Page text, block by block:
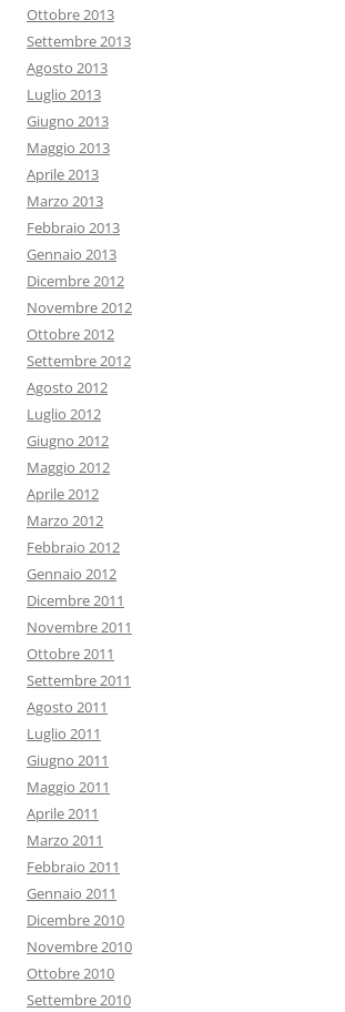
Ottobre 2013
Settembre 2013
Agosto 2013
Luglio 2013
Giugno 2013
Maggio 2013
Aprile 2013
Marzo 2013
Febbraio 2013
Gennaio 2013
Dicembre 2012
Novembre 2012
Ottobre 2012
Settembre 2012
Agosto 2012
Luglio 2012
Giugno 2012
Maggio 2012
Aprile 2012
Marzo 2012
Febbraio 2012
Gennaio 2012
Dicembre 2011
Novembre 2011
Ottobre 2011
Settembre 2011
Agosto 2011
Luglio 2011
Giugno 2011
Maggio 2011
Aprile 2011
Marzo 2011
Febbraio 2011
Gennaio 2011
Dicembre 2010
Novembre 2010
Ottobre 2010
Settembre 2010